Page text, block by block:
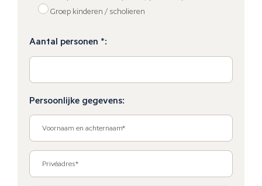
Groep kinderen / scholieren
Aantal personen *:
Persoonlijke gegevens: